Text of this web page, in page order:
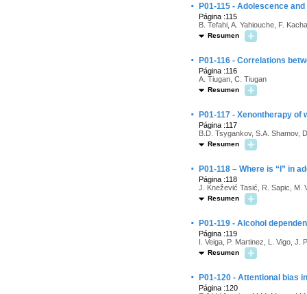
· P01-115 - Adolescence
Página :115
B. Tefahi, A. Yahiouche, F. Kacha
Resumen
· P01-116 - Correlations
Página :116
A. Tiugan, C. Tiugan
Resumen
· P01-117 - Xenontherapy
Página :117
B.D. Tsygankov, S.A. Shamov,
Resumen
· P01-118 – Where is “I” in
Página :118
J. Knežević Tasić, R. Sapic, M.
Resumen
· P01-119 - Alcohol
Página :119
I. Veiga, P. Martinez, L. Vigo, J.
Resumen
· P01-120 - Attentional bias
Página :120